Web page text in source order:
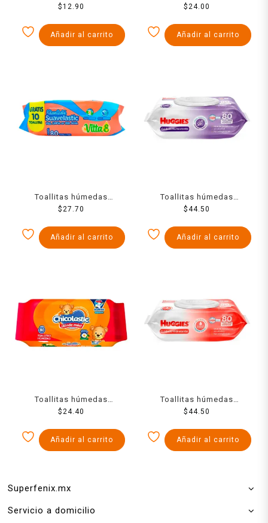
Super 40 pzas
$12.90
Añadir al carrito
Super 80 pzas
$24.00
Añadir al carrito
Toallitas húmedas
KleenBebé Suavelastic
$27.70
Añadir al carrito
Toallitas húmedas
Huggies cuidado relajante
$44.50
Añadir al carrito
Toallitas húmedas
Chicolastic Classic 80
$24.40
Añadir al carrito
Toallitas húmedas
Huggies cuidado
$44.50
Añadir al carrito
Superfenix.mx
Servicio a domicilio